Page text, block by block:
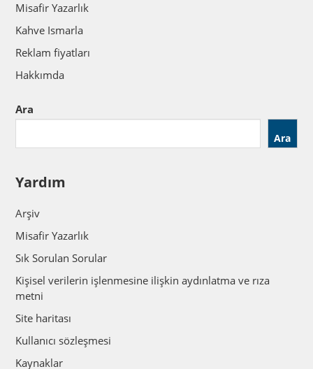
Misafir Yazarlık
Kahve Ismarla
Reklam fiyatları
Hakkımda
Ara
Ara
Yardım
Arşiv
Misafir Yazarlık
Sık Sorulan Sorular
Kişisel verilerin işlenmesine ilişkin aydınlatma ve rıza
metni
Site haritası
Kullanıcı sözleşmesi
Kaynaklar